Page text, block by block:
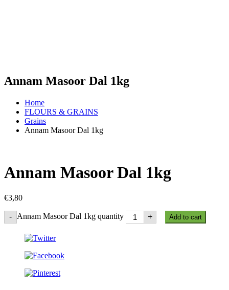
Annam Masoor Dal 1kg
Home
FLOURS & GRAINS
Grains
Annam Masoor Dal 1kg
Annam Masoor Dal 1kg
€3,80
- Annam Masoor Dal 1kg quantity + Add to cart